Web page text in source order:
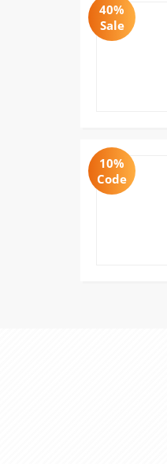
40%
Sale
10%
Code